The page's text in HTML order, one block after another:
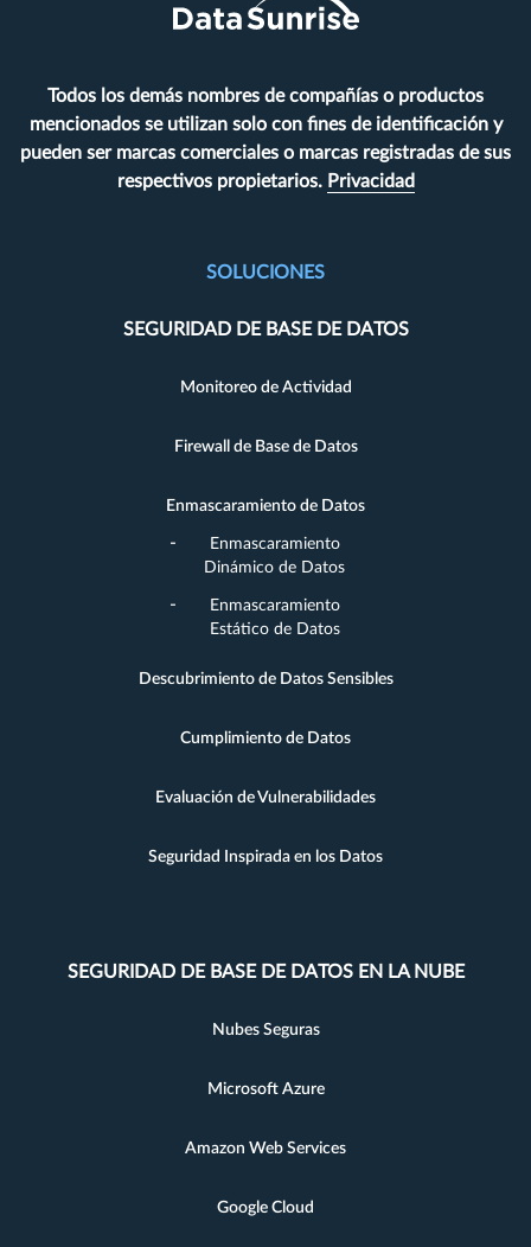
Todos los demás nombres de compañías o productos
mencionados se utilizan solo con fines de identificación y
pueden ser marcas comerciales o marcas registradas de sus
respectivos propietarios. Privacidad
SOLUCIONES
SEGURIDAD DE BASE DE DATOS
Monitoreo de Actividad
Firewall de Base de Datos
Enmascaramiento de Datos
Enmascaramiento
Dinámico de Datos
Enmascaramiento
Estático de Datos
Descubrimiento de Datos Sensibles
Cumplimiento de Datos
Evaluación de Vulnerabilidades
Seguridad Inspirada en los Datos
SEGURIDAD DE BASE DE DATOS EN LA NUBE
Nubes Seguras
Microsoft Azure
Amazon Web Services
Google Cloud